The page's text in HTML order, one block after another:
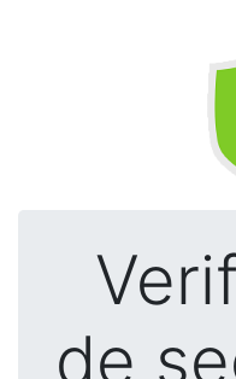
de